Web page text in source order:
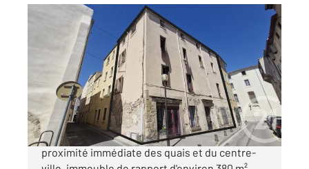
NARBONNE 11
Ref : 5342
Immeuble à vendre
400 000 €
Immeuble de rapport Narbonne centre À
proximité immédiate des quais et du centre-